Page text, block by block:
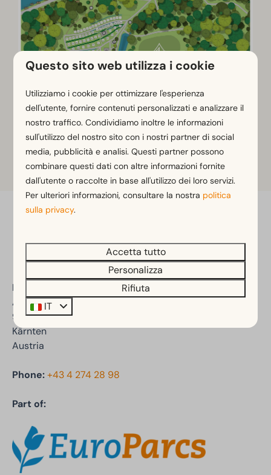
Cliccare sulla mappa per ingrandirla
EuroParcs Wörthersee
Auenstraße 47a
9535 Schiefling am See
Kärnten
Austria
Phone:+43 4 274 28 98
Part of:
Questo sito web utilizza i cookie
Utilizziamo i cookie per ottimizzare l'esperienza
dell'utente, fornire contenuti personalizzati e analizzare il
nostro traffico. Condividiamo inoltre le informazioni
sull'utilizzo del nostro sito con i nostri partner di social
media, pubblicità e analisi. Questi partner possono
combinare questi dati con altre informazioni fornite
dall'utente o raccolte in base all'utilizzo dei loro servizi.
Per ulteriori informazioni, consultare la nostra politica
sulla privacy.
Accetta tutto
Personalizza
Rifiuta
IT